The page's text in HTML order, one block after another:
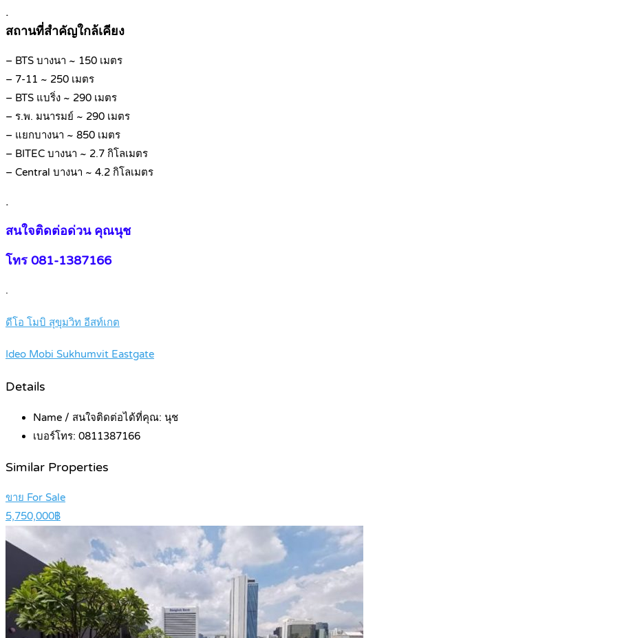
.
สถานที่สำคัญใกล้เคียง
– BTS บางนา ~ 150 เมตร
– 7-11 ~ 250 เมตร
– BTS แบริ่ง ~ 290 เมตร
– ร.พ. มนารมย์ ~ 290 เมตร
– แยกบางนา ~ 850 เมตร
– BITEC บางนา ~ 2.7 กิโลเมตร
– Central บางนา ~ 4.2 กิโลเมตร
.
สนใจติดต่อด่วน คุณนุช
โทร 081-1387166
.
ดีโอ โมบิ สุขุมวิท อีสท์เกต
Ideo Mobi Sukhumvit Eastgate
Details
Name / สนใจติดต่อได้ที่คุณ: นุช
เบอร์โทร: 0811387166
Similar Properties
ขาย For Sale
5,750,000฿